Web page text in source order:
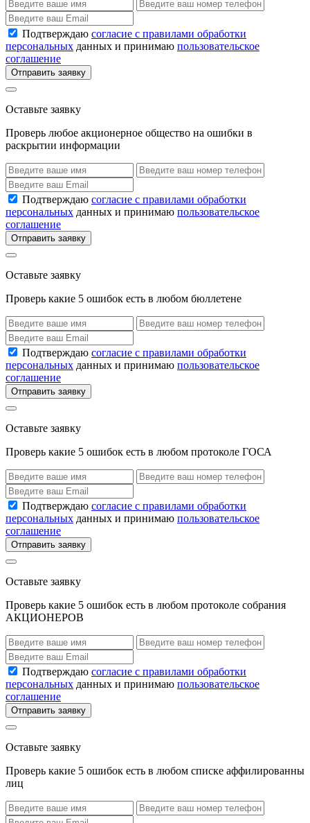
Подтверждаю согласие с правилами обработки
персональных данных и принимаю пользовательское
соглашение
Отправить заявку
Оставьте заявку
Проверь любое акционерное общество на ошибки в
раскрытии информации
Подтверждаю согласие с правилами обработки
персональных данных и принимаю пользовательское
соглашение
Отправить заявку
Оставьте заявку
Проверь какие 5 ошибок есть в любом бюллетене
Подтверждаю согласие с правилами обработки
персональных данных и принимаю пользовательское
соглашение
Отправить заявку
Оставьте заявку
Проверь какие 5 ошибок есть в любом протоколе ГОСА
Подтверждаю согласие с правилами обработки
персональных данных и принимаю пользовательское
соглашение
Отправить заявку
Оставьте заявку
Проверь какие 5 ошибок есть в любом протоколе собрания
АКЦИОНЕРОВ
Подтверждаю согласие с правилами обработки
персональных данных и принимаю пользовательское
соглашение
Отправить заявку
Оставьте заявку
Проверь какие 5 ошибок есть в любом списке аффилированны
лиц